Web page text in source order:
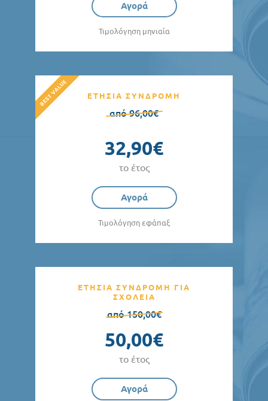
Αγορά
Τιμολόγηση μηνιαία
ΕΤΗΣΙΑ ΣΥΝΔΡΟΜΗ
από 96,00€
32,90€
το έτος
Αγορά
Τιμολόγηση εφάπαξ
ΕΤΗΣΙΑ ΣΥΝΔΡΟΜΗ ΓΙΑ
ΣΧΟΛΕΙΑ
από 150,00€
50,00€
το έτος
Αγορά